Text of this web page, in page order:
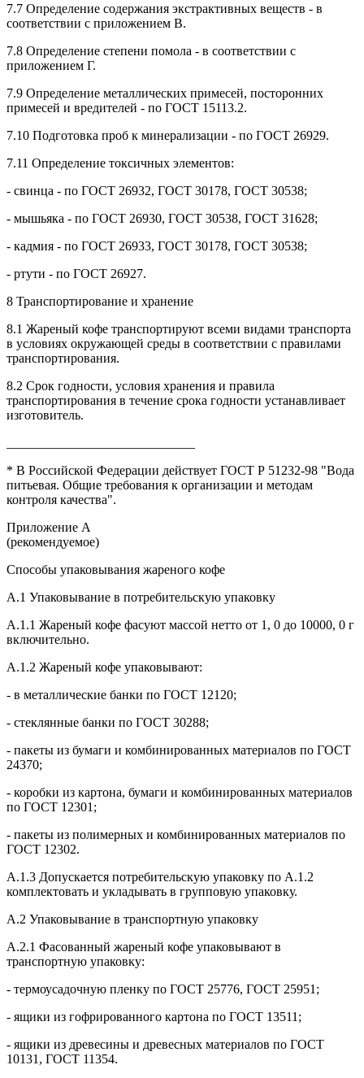
7.7 Определение содержания экстрактивных веществ - в
соответствии с приложением В.
7.8 Определение степени помола - в соответствии с
приложением Г.
7.9 Определение металлических примесей, посторонних
примесей и вредителей - по ГОСТ 15113.2.
7.10 Подготовка проб к минерализации - по ГОСТ 26929.
7.11 Определение токсичных элементов:
- свинца - по ГОСТ 26932, ГОСТ 30178, ГОСТ 30538;
- мышьяка - по ГОСТ 26930, ГОСТ 30538, ГОСТ 31628;
- кадмия - по ГОСТ 26933, ГОСТ 30178, ГОСТ 30538;
- ртути - по ГОСТ 26927.
8 Транспортирование и хранение
8.1 Жареный кофе транспортируют всеми видами транспорта
в условиях окружающей среды в соответствии с правилами
транспортирования.
8.2 Срок годности, условия хранения и правила
транспортирования в течение срока годности устанавливает
изготовитель.
* В Российской Федерации действует ГОСТ Р 51232-98 "Вода
питьевая. Общие требования к организации и методам
контроля качества".
Приложение А
(рекомендуемое)
Способы упаковывания жареного кофе
А.1 Упаковывание в потребительскую упаковку
А.1.1 Жареный кофе фасуют массой нетто от 1, 0 до 10000, 0 г
включительно.
А.1.2 Жареный кофе упаковывают:
- в металлические банки по ГОСТ 12120;
- стеклянные банки по ГОСТ 30288;
- пакеты из бумаги и комбинированных материалов по ГОСТ
24370;
- коробки из картона, бумаги и комбинированных материалов
по ГОСТ 12301;
- пакеты из полимерных и комбинированных материалов по
ГОСТ 12302.
А.1.3 Допускается потребительскую упаковку по А.1.2
комплектовать и укладывать в групповую упаковку.
А.2 Упаковывание в транспортную упаковку
А.2.1 Фасованный жареный кофе упаковывают в
транспортную упаковку:
- термоусадочную пленку по ГОСТ 25776, ГОСТ 25951;
- ящики из гофрированного картона по ГОСТ 13511;
- ящики из древесины и древесных материалов по ГОСТ
10131, ГОСТ 11354.